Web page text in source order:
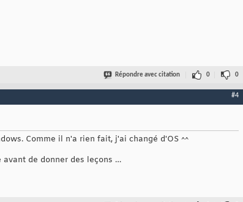
Répondre avec citation 0 0
#4
Comme il n'a rien fait, j'ai changé d'OS ^^
de donner des leçons …